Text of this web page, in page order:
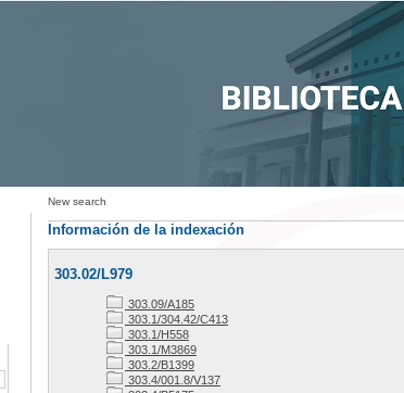
New search
Información de la indexación
303.02/L979
303.09/A185
303.1/304.42/C413
303.1/H558
303.1/M3869
303.2/B1399
303.4/001.8/V137